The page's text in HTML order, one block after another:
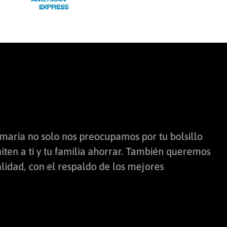
no solo nos preocupamos por tu bolsillo
a ti y tu familia ahorrar. También queremos
con el respaldo de los mejores